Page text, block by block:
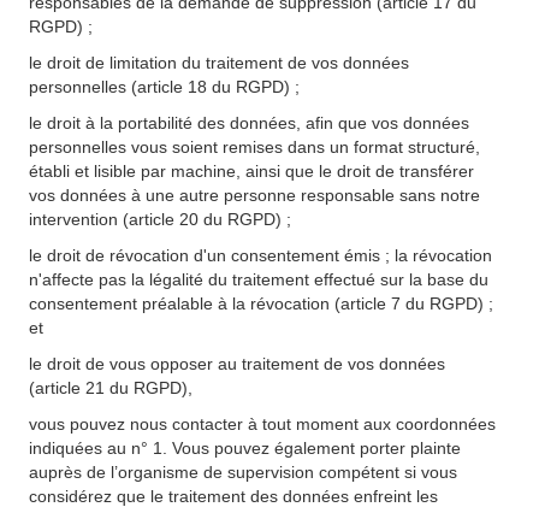
RGPD) ;
le droit de limitation du traitement de vos données
personnelles (article 18 du RGPD) ;
le droit à la portabilité des données, afin que vos données
personnelles vous soient remises dans un format structuré,
établi et lisible par machine, ainsi que le droit de transférer
vos données à une autre personne responsable sans notre
intervention (article 20 du RGPD) ;
le droit de révocation d'un consentement émis ; la révocation
n'affecte pas la légalité du traitement effectué sur la base du
consentement préalable à la révocation (article 7 du RGPD) ;
et
le droit de vous opposer au traitement de vos données
(article 21 du RGPD),
vous pouvez nous contacter à tout moment aux coordonnées
indiquées au n° 1. Vous pouvez également porter plainte
auprès de l’organisme de supervision compétent si vous
considérez que le traitement des données enfreint les